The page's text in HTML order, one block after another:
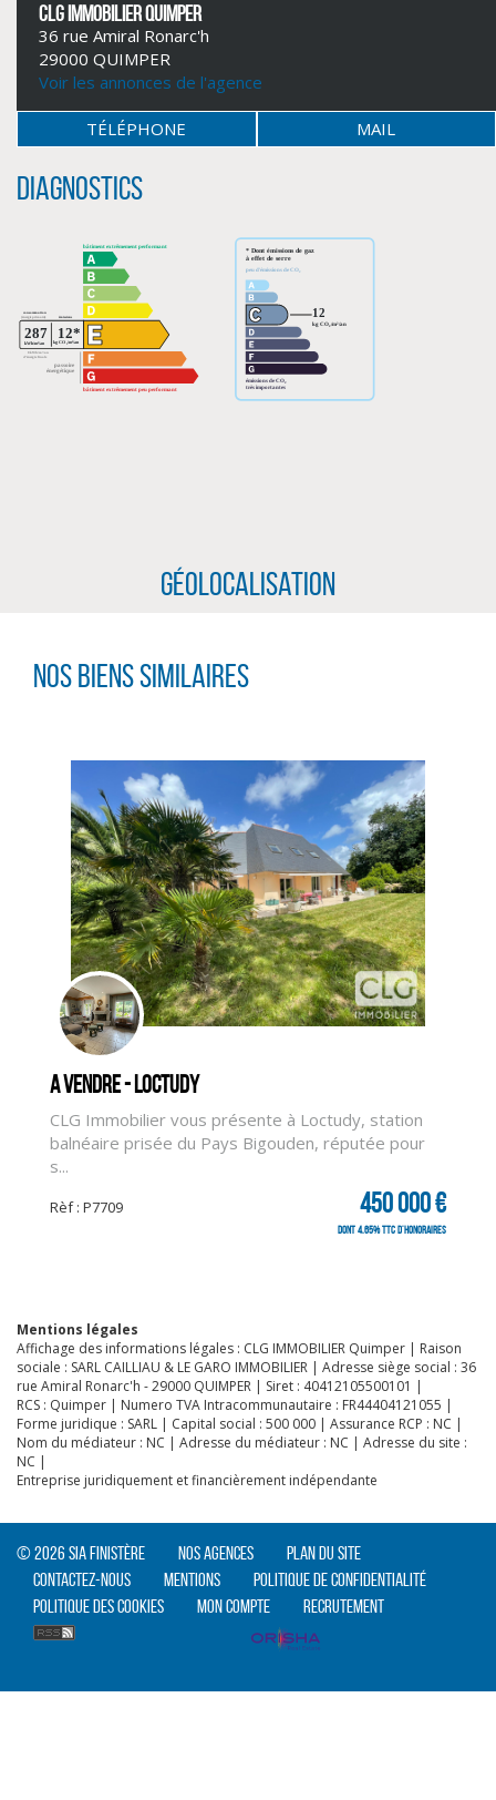
CLIQUER ICI POUR AGRANDIR
CLIQUER ICI POUR AGRANDIR
CLIQUER ICI POUR AGRANDIR
CLG IMMOBILIER QUIMPER
36 rue Amiral Ronarc'h
29000 QUIMPER
Voir les annonces de l'agence
TÉLÉPHONE MAIL
Diagnostics
Géolocalisation
Nos biens similaires
A vendre - LOCTUDY
CLG Immobilier vous présente à Loctudy, station
balnéaire prisée du Pays Bigouden, réputée pour
s...
Rèf : P7709 450 000 €
dont 4.65% TTC d'honoraires
Mentions légales
Affichage des informations légales : CLG IMMOBILIER Quimper | Raison
sociale : SARL CAILLIAU & LE GARO IMMOBILIER | Adresse siège social : 36
rue Amiral Ronarc'h - 29000 QUIMPER | Siret : 40412105500101 |
RCS : Quimper | Numero TVA Intracommunautaire : FR44404121055 |
Forme juridique : SARL | Capital social : 500 000 | Assurance RCP : NC |
Nom du médiateur : NC | Adresse du médiateur : NC | Adresse du site :
NC |
Entreprise juridiquement et financièrement indépendante
© 2026 SIA Finistère Nos agences
Plan du site
Contactez-nous
Mentions
Politique de confidentialité
Politique des cookies
Mon compte Recrutement